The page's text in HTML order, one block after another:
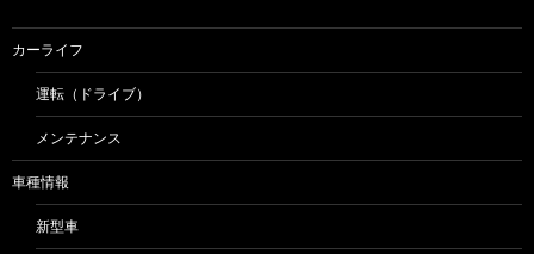
カーライフ
運転（ドライブ）
メンテナンス
車種情報
新型車